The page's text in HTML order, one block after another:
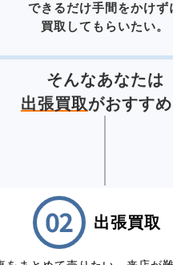
できるだけ手間をかけず
買取してもらいたい。
そんなあなたは
出張買取がおすすめ
出張買取